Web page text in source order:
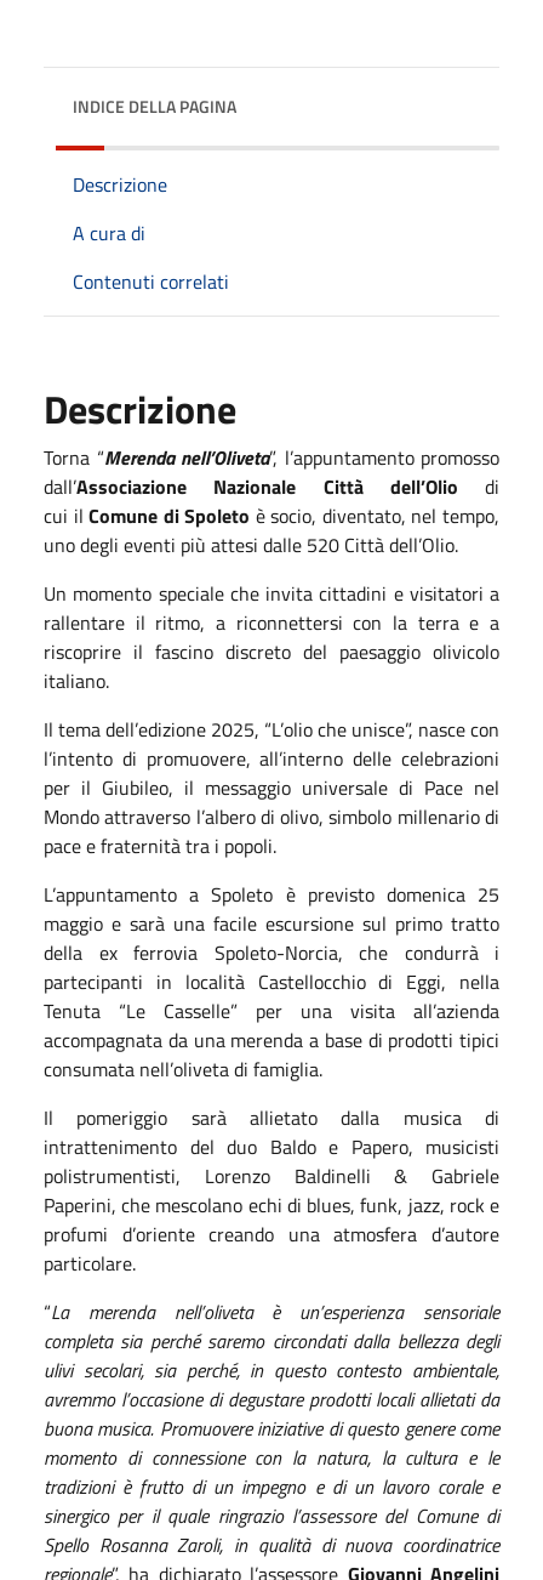
INDICE DELLA PAGINA
Descrizione
A cura di
Contenuti correlati
Descrizione
Torna “Merenda nell’Oliveta”, l’appuntamento promosso
dall’Associazione Nazionale Città dell’Olio di
cui ilComune di Spoleto è socio, diventato, nel tempo,
uno degli eventi più attesi dalle 520 Città dell’Olio.
Un momento speciale che invita cittadini e visitatori a
rallentare il ritmo, a riconnettersi con la terra e a
riscoprire il fascino discreto del paesaggio olivicolo
italiano.
Il tema dell’edizione 2025, “L’olio che unisce”, nasce con
l’intento di promuovere, all’interno delle celebrazioni
per il Giubileo, il messaggio universale di Pace nel
Mondo attraverso l’albero di olivo, simbolo millenario di
pace e fraternità tra i popoli.
L’appuntamento a Spoleto è previsto domenica 25
maggio e sarà una facile escursione sul primo tratto
della ex ferrovia Spoleto-Norcia, che condurrà i
partecipanti in località Castellocchio di Eggi, nella
Tenuta “Le Casselle” per una visita all’azienda
accompagnata da una merenda a base di prodotti tipici
consumata nell’oliveta di famiglia.
Il pomeriggio sarà allietato dalla musica di
intrattenimento del duo Baldo e Papero, musicisti
polistrumentisti, Lorenzo Baldinelli & Gabriele
Paperini, che mescolano echi di blues, funk, jazz, rock e
profumi d’oriente creando una atmosfera d’autore
particolare.
“La merenda nell’oliveta è un’esperienza sensoriale
completa sia perché saremo circondati dalla bellezza degli
ulivi secolari, sia perché, in questo contesto ambientale,
avremmo l’occasione di degustare prodotti locali allietati da
buona musica. Promuovere iniziative di questo genere come
momento di connessione con la natura, la cultura e le
tradizioni è frutto di un impegno e di un lavoro corale e
sinergico per il quale ringrazio l’assessore del Comune di
Spello Rosanna Zaroli, in qualità di nuova coordinatrice
regionale”, ha dichiarato l’assessore Giovanni Angelini